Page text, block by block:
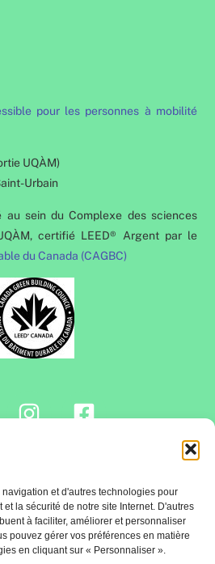
et d'autres technologies pour
la sécurité de notre site Internet. D'autres
à faciliter, améliorer et personnaliser
pouvez gérer vos préférences en matière
en cliquant sur « Personnaliser ».
pour les personnes à mobilité
UQÀM)
Urbain
au sein du Complexe des sciences
certifié LEED® Argent par le
du Canada (CAGBC)